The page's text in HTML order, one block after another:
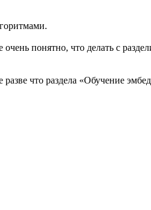
понятно, что делать с
что раздела «Обучение